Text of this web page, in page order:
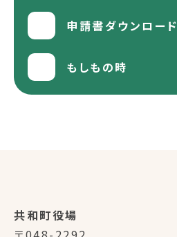
申請書ダウンロード
もしもの時
共和町役場